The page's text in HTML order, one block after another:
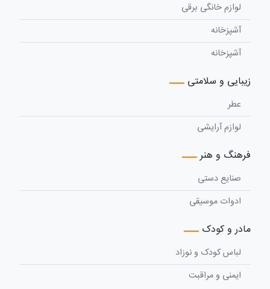
لوازم خانگی برقی
آشپزخانه
آشپزخانه
زیبایی و سلامتی
عطر
لوازم آرایشی
فرهنگ و هنر
صنایع دستی
ادوات موسیقی
مادر و کودک
لباس کودک و نوزاد
ایمنی و مراقبت